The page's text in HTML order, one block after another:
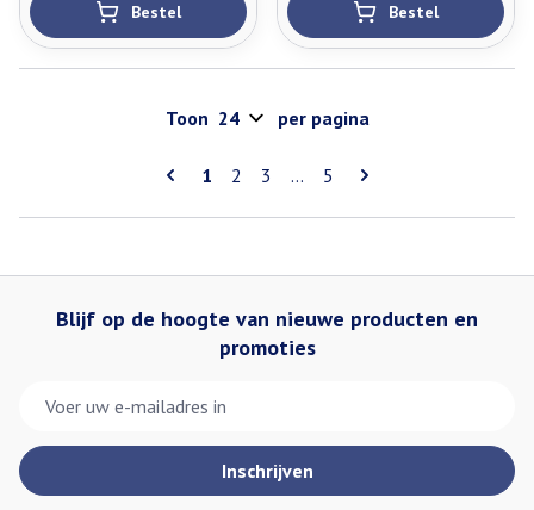
Bestel Bestel
Pagina's
U lees momenteel pagina
1 Pagina
2 Pagina
3 ... Pagina
5
Toon per pagina
Blijf op de hoogte van nieuwe producten en
promoties
Inschrijven